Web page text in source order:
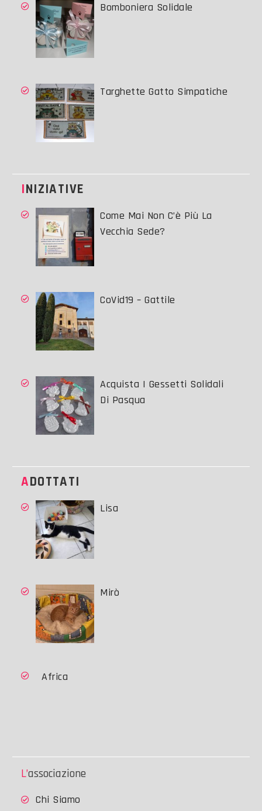
Bomboniera Solidale
Targhette Gatto Simpatiche
INIZIATIVE
Come Mai Non C’è Più La
Vecchia Sede?
CoVid19 – Gattile
Acquista I Gessetti Solidali
Di Pasqua
ADOTTATI
Lisa
Mirò
Africa
L’associazione
Chi Siamo